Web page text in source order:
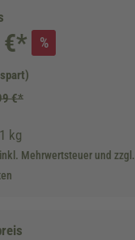
€* %
€*
kg
Mehrwertsteuer und zzgl.